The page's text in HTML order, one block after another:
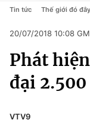
Chuyên mục
Chính trị
Chính trị
Pháp luật
Kinh tế
Thể thao
Truyền hình
Tin tức Thế giới đó đây
20/07/2018 10:08
Phát
đại
VTV9